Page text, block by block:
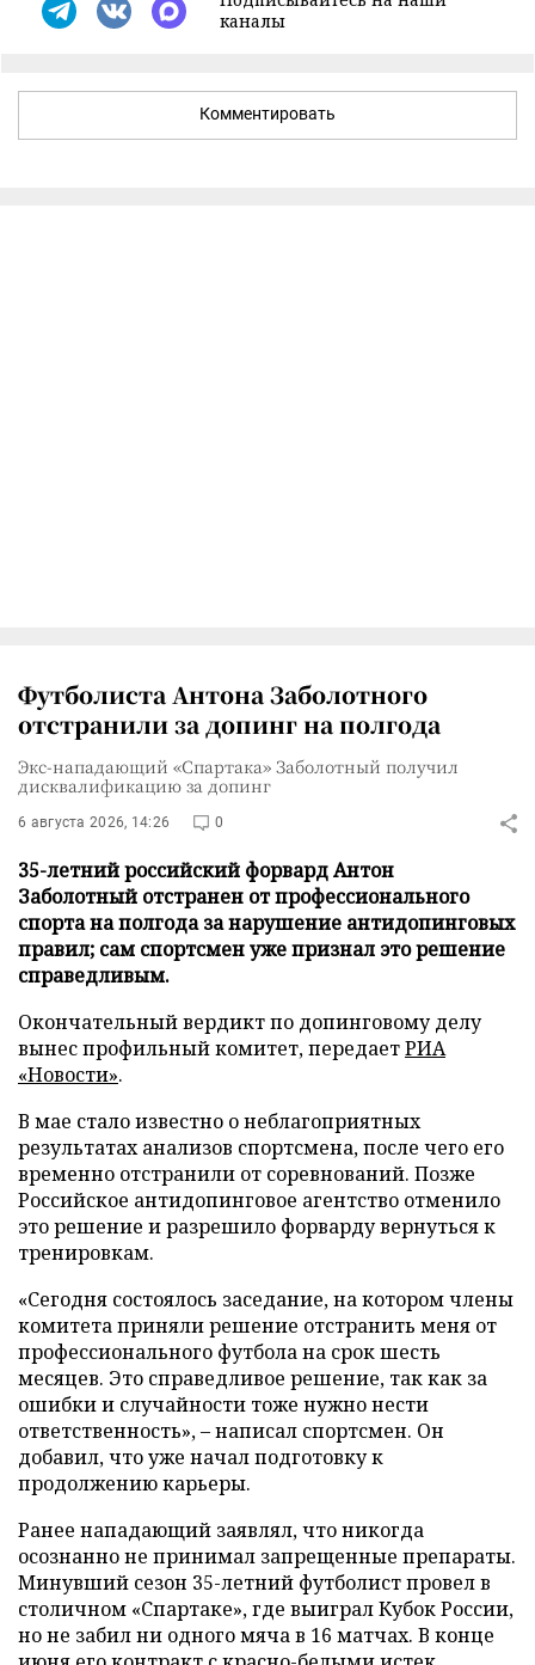
каналы
Комментировать
Футболиста Антона Заболотного
отстранили за допинг на полгода
Экс-нападающий «Спартака» Заболотный получил
дисквалификацию за допинг
6 августа 2026, 14:26 0
35-летний российский форвард Антон
Заболотный отстранен от профессионального
спорта на полгода за нарушение антидопинговых
правил; сам спортсмен уже признал это решение
справедливым.
Окончательный вердикт по допинговому делу
вынес профильный комитет, передаетРИА
«Новости».
В мае стало известно о неблагоприятных
результатах анализов спортсмена, после чего его
временно отстранили от соревнований. Позже
Российское антидопинговое агентство отменило
это решение и разрешило форварду вернуться к
тренировкам.
«Сегодня состоялось заседание, на котором члены
комитета приняли решение отстранить меня от
профессионального футбола на срок шесть
месяцев. Это справедливое решение, так как за
ошибки и случайности тоже нужно нести
ответственность», – написал спортсмен. Он
добавил, что уже начал подготовку к
продолжению карьеры.
Ранее нападающий заявлял, что никогда
осознанно не принимал запрещенные препараты.
Минувший сезон 35-летний футболист провел в
столичном «Спартаке», где выиграл Кубок России,
но не забил ни одного мяча в 16 матчах. В конце